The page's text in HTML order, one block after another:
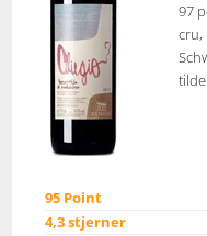
97
cru,
95 Point
4,3 stjerner